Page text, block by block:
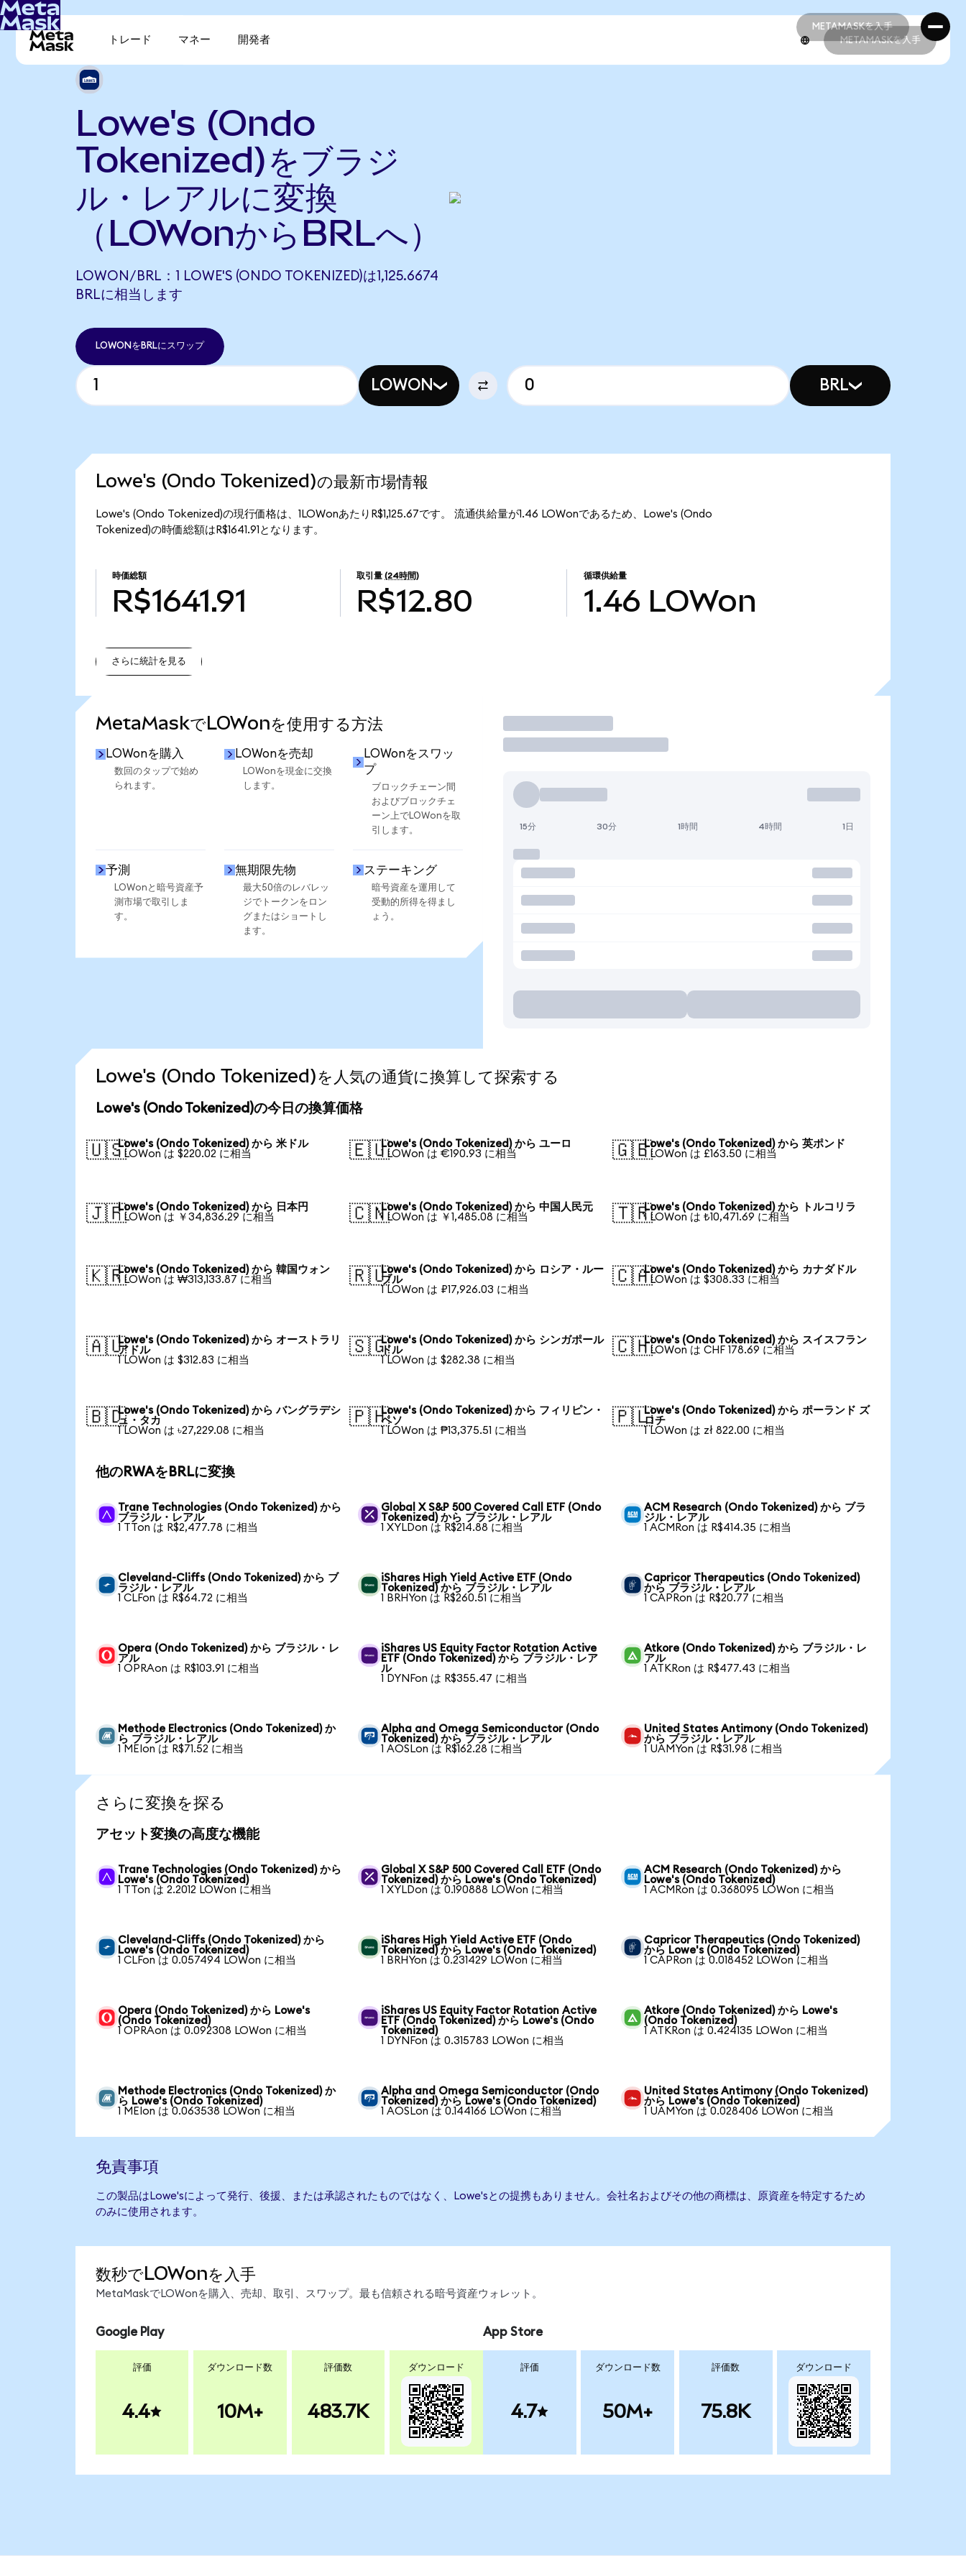
METAMASKを入手
METAMASKを入手
トレード マネー 開発者 METAMASKを入手
Lowe's (Ondo
Tokenized)をブラジ
ル・レアルに変換
（LOWonからBRLへ）
LOWON/BRL：1 LOWE'S (ONDO TOKENIZED)は1,125.6674
BRLに相当します
LOWONをBRLにスワップ
LOWON BRL
Lowe's (Ondo Tokenized)の最新市場情報
Lowe's (Ondo Tokenized)の現行価格は、1LOWonあたりR$1,125.67です。 流通供給量が1.46 LOWonであるため、Lowe's (Ondo
Tokenized)の時価総額はR$1641.91となります。
時価総額
R$1641.91
取引量 (24時間)
R$12.80
循環供給量
1.46 LOWon
さらに統計を見る
MetaMaskでLOWonを使用する方法
LOWonを購入
数回のタップで始め
られます。
LOWonを売却
LOWonを現金に交換
します。
LOWonをスワッ
プ
ブロックチェーン間
およびブロックチェ
ーン上でLOWonを取
引します。
予測
LOWonと暗号資産予
測市場で取引しま
す。
無期限先物
最大50倍のレバレッ
ジでトークンをロン
グまたはショートし
ます。
ステーキング
暗号資産を運用して
受動的所得を得まし
ょう。
取引
15分 30分 1時間 4時間 1日
Lowe's (Ondo Tokenized)を人気の通貨に換算して探索する
Lowe's (Ondo Tokenized)の今日の換算価格
🇺🇸Lowe's (Ondo Tokenized) から 米ドル
1 LOWon は $220.02 に相当
🇪🇺Lowe's (Ondo Tokenized) から ユーロ
1 LOWon は €190.93 に相当
🇬🇧Lowe's (Ondo Tokenized) から 英ポンド
1 LOWon は £163.50 に相当
🇯🇵Lowe's (Ondo Tokenized) から 日本円
1 LOWon は ￥34,836.29 に相当
🇨🇳Lowe's (Ondo Tokenized) から 中国人民元
1 LOWon は ￥1,485.08 に相当
🇹🇷Lowe's (Ondo Tokenized) から トルコリラ
1 LOWon は ₺10,471.69 に相当
🇰🇷Lowe's (Ondo Tokenized) から 韓国ウォン
1 LOWon は ₩313,133.87 に相当
🇷🇺Lowe's (Ondo Tokenized) から ロシア・ルー
ブル
1 LOWon は ₽17,926.03 に相当
🇨🇦Lowe's (Ondo Tokenized) から カナダドル
1 LOWon は $308.33 に相当
🇦🇺Lowe's (Ondo Tokenized) から オーストラリ
アドル
1 LOWon は $312.83 に相当
🇸🇬Lowe's (Ondo Tokenized) から シンガポール
ドル
1 LOWon は $282.38 に相当
🇨🇭Lowe's (Ondo Tokenized) から スイスフラン
1 LOWon は CHF 178.69 に相当
🇧🇩Lowe's (Ondo Tokenized) から バングラデシ
ュ・タカ
1 LOWon は ৳27,229.08 に相当
🇵🇭Lowe's (Ondo Tokenized) から フィリピン・
ペソ
1 LOWon は ₱13,375.51 に相当
🇵🇱Lowe's (Ondo Tokenized) から ポーランド ズ
ロチ
1 LOWon は zł 822.00 に相当
他のRWAをBRLに変換
Trane Technologies (Ondo Tokenized) から
ブラジル・レアル
1 TTon は R$2,477.78 に相当
Global X S&P 500 Covered Call ETF (Ondo
Tokenized) から ブラジル・レアル
1 XYLDon は R$214.88 に相当
ACM Research (Ondo Tokenized) から ブラ
ジル・レアル
1 ACMRon は R$414.35 に相当
Cleveland-Cliffs (Ondo Tokenized) から ブ
ラジル・レアル
1 CLFon は R$64.72 に相当
iShares High Yield Active ETF (Ondo
Tokenized) から ブラジル・レアル
1 BRHYon は R$260.51 に相当
Capricor Therapeutics (Ondo Tokenized)
から ブラジル・レアル
1 CAPRon は R$20.77 に相当
Opera (Ondo Tokenized) から ブラジル・レ
アル
1 OPRAon は R$103.91 に相当
iShares US Equity Factor Rotation Active
ETF (Ondo Tokenized) から ブラジル・レア
ル
1 DYNFon は R$355.47 に相当
Atkore (Ondo Tokenized) から ブラジル・レ
アル
1 ATKRon は R$477.43 に相当
Methode Electronics (Ondo Tokenized) か
ら ブラジル・レアル
1 MEIon は R$71.52 に相当
Alpha and Omega Semiconductor (Ondo
Tokenized) から ブラジル・レアル
1 AOSLon は R$162.28 に相当
United States Antimony (Ondo Tokenized)
から ブラジル・レアル
1 UAMYon は R$31.98 に相当
さらに変換を探る
アセット変換の高度な機能
Trane Technologies (Ondo Tokenized) から
Lowe's (Ondo Tokenized)
1 TTon は 2.2012 LOWon に相当
Global X S&P 500 Covered Call ETF (Ondo
Tokenized) から Lowe's (Ondo Tokenized)
1 XYLDon は 0.190888 LOWon に相当
ACM Research (Ondo Tokenized) から
Lowe's (Ondo Tokenized)
1 ACMRon は 0.368095 LOWon に相当
Cleveland-Cliffs (Ondo Tokenized) から
Lowe's (Ondo Tokenized)
1 CLFon は 0.057494 LOWon に相当
iShares High Yield Active ETF (Ondo
Tokenized) から Lowe's (Ondo Tokenized)
1 BRHYon は 0.231429 LOWon に相当
Capricor Therapeutics (Ondo Tokenized)
から Lowe's (Ondo Tokenized)
1 CAPRon は 0.018452 LOWon に相当
Opera (Ondo Tokenized) から Lowe's
(Ondo Tokenized)
1 OPRAon は 0.092308 LOWon に相当
iShares US Equity Factor Rotation Active
ETF (Ondo Tokenized) から Lowe's (Ondo
Tokenized)
1 DYNFon は 0.315783 LOWon に相当
Atkore (Ondo Tokenized) から Lowe's
(Ondo Tokenized)
1 ATKRon は 0.424135 LOWon に相当
Methode Electronics (Ondo Tokenized) か
ら Lowe's (Ondo Tokenized)
1 MEIon は 0.063538 LOWon に相当
Alpha and Omega Semiconductor (Ondo
Tokenized) から Lowe's (Ondo Tokenized)
1 AOSLon は 0.144166 LOWon に相当
United States Antimony (Ondo Tokenized)
から Lowe's (Ondo Tokenized)
1 UAMYon は 0.028406 LOWon に相当
免責事項
この製品はLowe'sによって発行、後援、または承認されたものではなく、Lowe'sとの提携もありません。会社名およびその他の商標は、原資産を特定するため
のみに使用されます。
数秒でLOWonを入手
MetaMaskでLOWonを購入、売却、取引、スワップ。最も信頼される暗号資産ウォレット。
Google Play
評価
4.4
ダウンロード数
10M+
評価数
483.7K
ダウンロード
App Store
評価
4.7
ダウンロード数
50M+
評価数
75.8K
ダウンロード